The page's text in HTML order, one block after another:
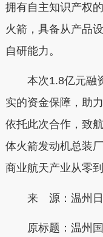
拥有自主知识产权
火箭，具备从产品
自研能力。
本次1.8亿元融资
实的资金保障，助
依托此次合作，致
体火箭发动机总装
商业航天产业从零
来 源：温州日
原标题： 温州